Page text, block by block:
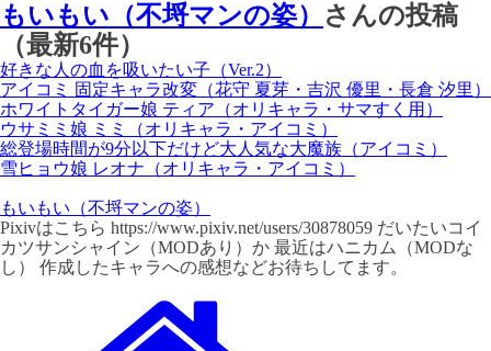
もいもい（不埒マンの姿）
さんの投稿
（最新6件）
好きな人の血を吸いたい子（Ver.2）
アイコミ 固定キャラ改変（花守 夏芽・吉沢 優里・長倉 汐里）
ホワイトタイガー娘 ティア（オリキャラ・サマすく用）
ウサミミ娘 ミミ（オリキャラ・アイコミ）
総登場時間が9分以下だけど大人気な大魔族（アイコミ）
雪ヒョウ娘 レオナ（オリキャラ・アイコミ）
もいもい（不埒マンの姿）
Pixivはこちら https://www.pixiv.net/users/30878059 だいたいコイ
カツサンシャイン（MODあり）か 最近はハニカム（MODな
し） 作成したキャラへの感想などお待ちしてます。